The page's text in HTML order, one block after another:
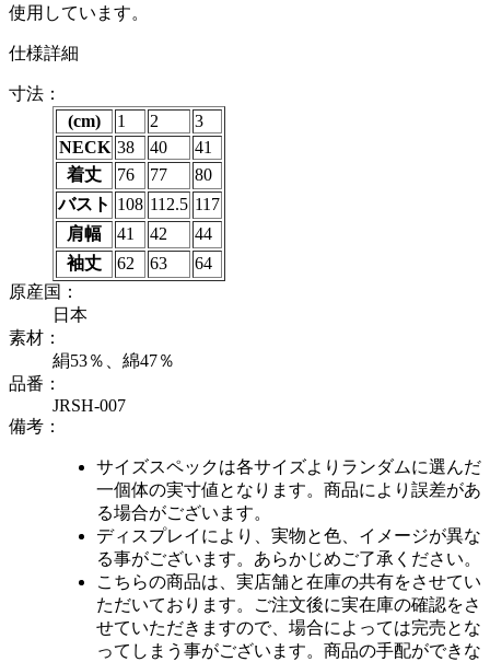
使用しています。
仕様詳細
寸法：
(cm)
1 2
3
NECK 38 40
41
着丈
76 77
80
バスト 108 112.5 117
肩幅
41 42
44
袖丈
62 63
64
原産国：
日本
素材：
絹53％、綿47％
品番：
JRSH-007
備考：
サイズスペックは各サイズよりランダムに選んだ
一個体の実寸値となります。商品により誤差があ
る場合がございます。
ディスプレイにより、実物と色、イメージが異な
る事がございます。あらかじめご了承ください。
こちらの商品は、実店舗と在庫の共有をさせてい
ただいております。ご注文後に実在庫の確認をさ
せていただきますので、場合によっては完売とな
ってしまう事がございます。商品の手配ができな